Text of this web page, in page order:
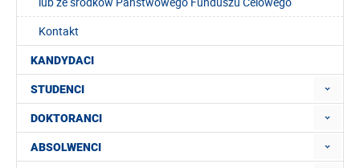
Kontakt
KANDYDACI
STUDENCI
DOKTORANCI
ABSOLWENCI